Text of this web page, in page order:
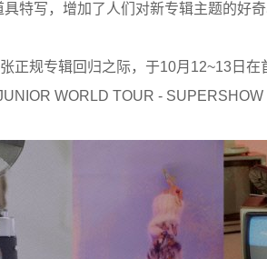
特写，增加了人们对新专辑主题的好奇
规专辑回归之际，于10月12~13日在
WORLD TOUR - SUPERSHOW